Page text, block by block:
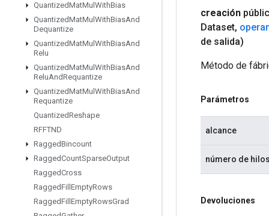
QuantizedMatMul WithBias
QuantizedMatMul WithBiasAnd
Dequantize
QuantizedMatMul WithBiasAnd
Relu
QuantizedMatMul WithBiasAnd
ReluAndRequantize
QuantizedMatMul WithBiasAnd
Requantize
QuantizedReshape
RFFTND
RaggedBincount
RaggedCountSparseOutput
RaggedCross
RaggedFill EmptyRows
RaggedFill EmptyRowsGrad
creación
Dataset,
de salida)
Método de
Parámetros
alcance
número de hilos
Devoluciones